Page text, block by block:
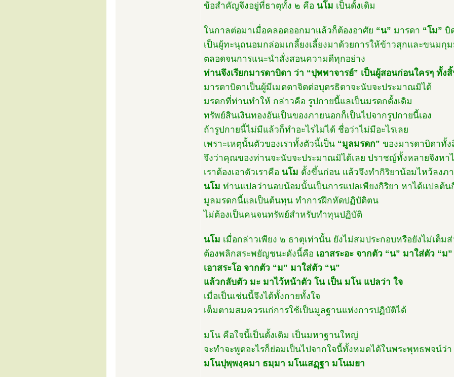
ข้อสำคัญจึงอยู่ที่ธาตุทั้ง ๒ คือ นโม เป็นดั้งเดิม
ในกาลต่อมาเมื่อคลอดออกมาแล้วก็ต้องอาศัย “น” มารดา “โม” บิ
เป็นผู้ทะนุถนอมกล่อมเกลี้ยงเลี้ยงมาด้วยการให้ข้าวสุกและขนมกุ
ตลอดจนการแนะนำสั่งสอนความดีทุกอย่าง
ท่านจึงเรียกมารดาบิดา ว่า “ปุพพาจารย์” เป็นผู้สอนก่อนใครๆ ทั้ง
มารดาบิดาเป็นผู้มีเมตตาจิตต่อบุตรธิดาจะนับจะประมาณมิได้
มรดกที่ท่านทำให้ กล่าวคือ รูปกายนี้แลเป็นมรดกดั้งเดิม
ทรัพย์สินเงินทองอันเป็นของภายนอกก็เป็นไปจากรูปกายนี้เอง
ถ้ารูปกายนี้ไม่มีแล้วก็ทำอะไรไม่ได้ ชื่อว่าไม่มีอะไรเลย
เพราะเหตุนั้นตัวของเราทั้งตัวนี้เป็น “มูลมรดก” ของมารดาบิดาทั้
จึงว่าคุณของท่านจะนับจะประมาณมิได้เลย ปราชญ์ทั้งหลายจึงหา
เราต้องเอาตัวเราคือ นโม ตั้งขึ้นก่อน แล้วจึงทำกิริยาน้อมไหว้ลงภ
นโม ท่านแปลว่านอบน้อมนั้นเป็นการแปลเพียงกิริยา หาได้แปลต้น
มูลมรดกนี้แลเป็นต้นทุน ทำการฝึกหัดปฏิบัติตน
ไม่ต้องเป็นคนจนทรัพย์สำหรับทำทุนปฏิบัติ
นโม เมื่อกล่าวเพียง ๒ ธาตุเท่านั้น ยังไม่สมประกอบหรือยังไม่เต็ม
ต้องพลิกสระพยัญชนะดังนี้คือ เอาสระอะ จากตัว “น” มาใส่ตัว “ม”
เอาสระโอ จากตัว “ม” มาใส่ตัว “น”
แล้วกลับตัว มะ มาไว้หน้าตัว โน เป็น มโน แปลว่า ใจ
เมื่อเป็นเช่นนี้จึงได้ทั้งกายทั้งใจ
เต็มตามสมควรแก่การใช้เป็นมูลฐานแห่งการปฏิบัติได้
มโน คือใจนี้เป็นดั้งเดิม เป็นมหาฐานใหญ่
จะทำจะพูดอะไรก็ย่อมเป็นไปจากใจนี้ทั้งหมดได้ในพระพุทธพจน์ว่า
มโนปุพฺพงฺคมา ธมฺมา มโนเสฏฺฐา มโนมยา